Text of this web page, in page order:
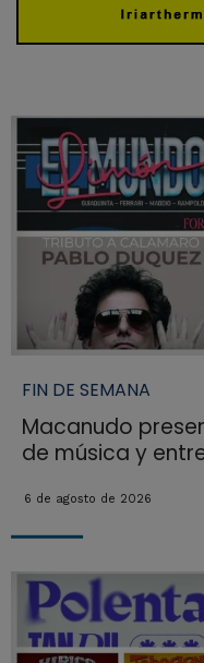
FIN DE SEMANA
Macanudo
de música y
6 de agosto de 2026